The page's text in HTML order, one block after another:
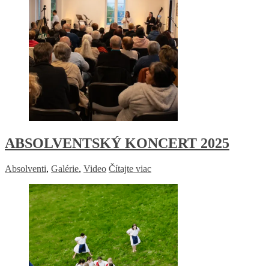
ABSOLVENTSKÝ KONCERT 2025
Absolventi, Galérie, Video Čítajte viac